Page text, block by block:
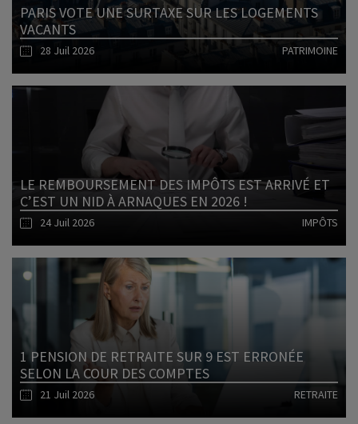
PARIS VOTE UNE SURTAXE SUR LES LOGEMENTS
VACANTS
28 Juil 2026 PATRIMOINE
LE REMBOURSEMENT DES IMPÔTS EST ARRIVÉ ET
C’EST UN NID À ARNAQUES EN 2026 !
24 Juil 2026 IMPÔTS
Lire l'article
1 PENSION DE RETRAITE SUR 9 EST ERRONÉE
SELON LA COUR DES COMPTES
21 Juil 2026 RETRAITE